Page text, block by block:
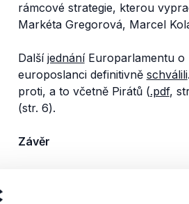
rámcové strategie, kterou
Markéta Gregorová, Marcel
Další jednáníEuroparlamentu o
europoslanci definitivně schválili
proti, a to včetně Pirátů (.pdf,
(str. 6).
Závěr